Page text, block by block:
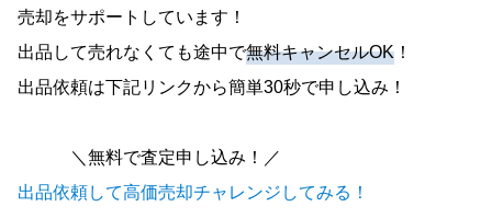
売却をサポートしています！
出品して売れなくても途中で無料キャンセルOK ！
出品依頼は下記リンクから簡単30秒で申し込み！
＼無料で査定申し込み！／
出品依頼して高価売却チャレンジしてみる！